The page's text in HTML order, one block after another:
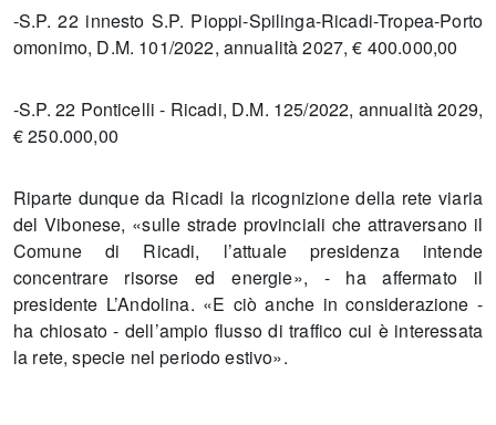
-S.P. 22 innesto S.P. Pioppi-Spilinga-Ricadi-Tropea-Porto
omonimo, D.M. 101/2022, annualità 2027, € 400.000,00
-S.P. 22 Ponticelli - Ricadi, D.M. 125/2022, annualità 2029,
€ 250.000,00
Riparte dunque da Ricadi la ricognizione della rete viaria
del Vibonese, «sulle strade provinciali che attraversano il
Comune di Ricadi, l’attuale presidenza intende
concentrare risorse ed energie», - ha affermato il
presidente L’Andolina. «E ciò anche in considerazione -
ha chiosato - dell’ampio flusso di traffico cui è interessata
la rete, specie nel periodo estivo».